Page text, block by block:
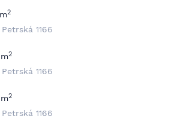
2
1166
2
1166
2
1166